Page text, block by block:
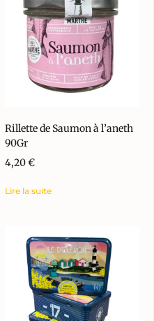
Rillette de Saumon à l’aneth
90Gr
4,20€
Lire la suite